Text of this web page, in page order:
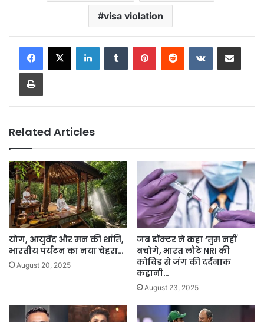
visa violation
LinkedInTumblr PinterestReddit VKontakteShare via Email
Print
Related Articles
योग, आयुर्वेद और मन की शांति,
भारतीय पर्यटन का नया चेहरा…
August 20, 2025
जब डॉक्टर ने कहा ‘तुम नहीं
बचोगे, भारत लौटे NRI की
कोविड से जंग की दर्दनाक
कहानी…
August 23, 2025